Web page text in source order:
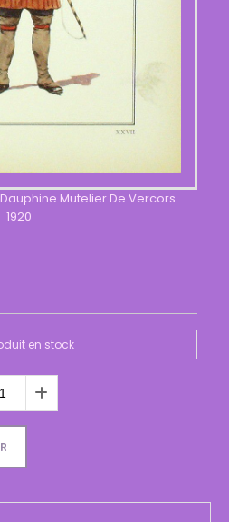
Mutelier De Vercors
1920
en stock